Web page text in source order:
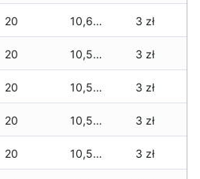
20 10,600 zł 3 zł
20 10,590 zł 3 zł
20 10,590 zł 3 zł
20 10,580 zł 3 zł
20 10,580 zł 3 zł